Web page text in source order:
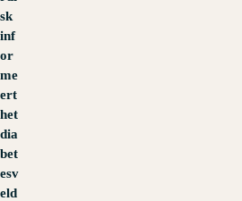
sk
inf
or
me
ert
het
dia
bet
esv
eld